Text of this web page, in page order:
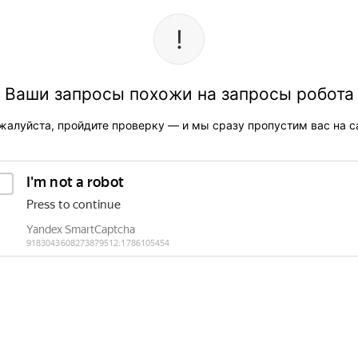
Ваши запросы похожи на запросы робота
пройдите проверку — и мы сразу пропустим вас на